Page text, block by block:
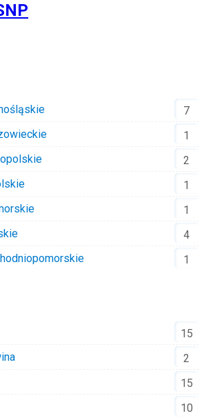
7
1
2
1
1
4
1
15
2
15
10